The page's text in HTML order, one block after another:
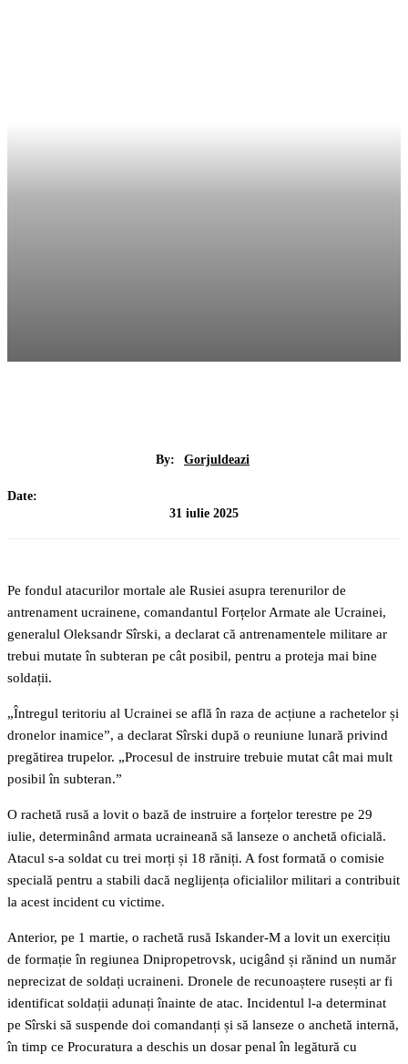
By: Gorjuldeazi
Date:
31 iulie 2025
Pe fondul atacurilor mortale ale Rusiei asupra terenurilor de
antrenament ucrainene, comandantul Forțelor Armate ale Ucrainei,
generalul Oleksandr Sîrski, a declarat că antrenamentele militare ar
trebui mutate în subteran pe cât posibil, pentru a proteja mai bine
soldații.
„Întregul teritoriu al Ucrainei se află în raza de acțiune a rachetelor și
dronelor inamice”, a declarat Sîrski după o reuniune lunară privind
pregătirea trupelor. „Procesul de instruire trebuie mutat cât mai mult
posibil în subteran.”
O rachetă rusă a lovit o bază de instruire a forțelor terestre pe 29
iulie, determinând armata ucraineană să lanseze o anchetă oficială.
Atacul s-a soldat cu trei morți și 18 răniți. A fost formată o comisie
specială pentru a stabili dacă neglijența oficialilor militari a contribuit
la acest incident cu victime.
Anterior, pe 1 martie, o rachetă rusă Iskander-M a lovit un exercițiu
de formație în regiunea Dnipropetrovsk, ucigând și rănind un număr
neprecizat de soldați ucraineni. Dronele de recunoaștere rusești ar fi
identificat soldații adunați înainte de atac. Incidentul l-a determinat
pe Sîrski să suspende doi comandanți și să lanseze o anchetă internă,
în timp ce Procuratura a deschis un dosar penal în legătură cu